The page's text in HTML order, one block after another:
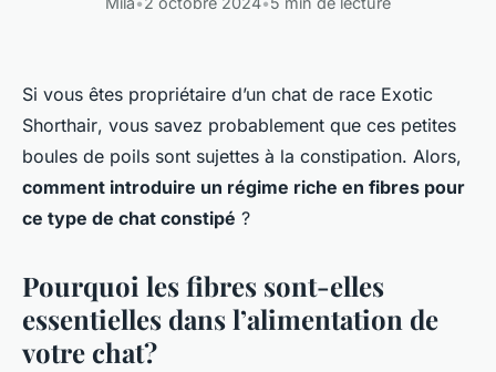
Si vous êtes propriétaire d’un chat de race Exotic
Shorthair, vous savez probablement que ces petites
boules de poils sont sujettes à la constipation. Alors,
comment introduire un régime riche en fibres pour
ce type de chat constipé ?
Pourquoi les fibres sont-elles
essentielles dans l’alimentation de
votre chat?